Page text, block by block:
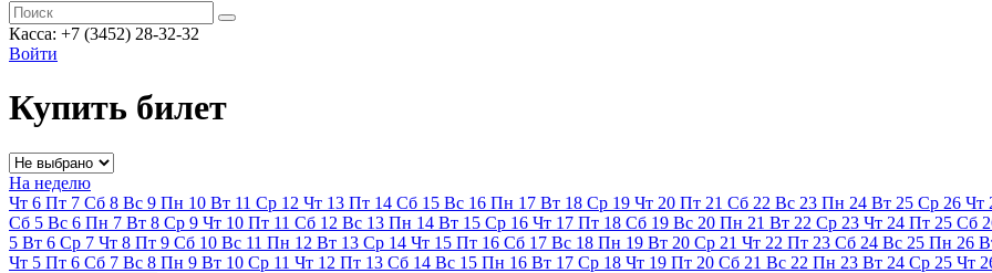
Касса: +7 (3452) 28-32-32
Войти
Купить билет
На неделю
Чт 6 Пт 7 Сб 8 Вс 9 Пн 10 Вт 11 Ср 12 Чт 13 Пт 14 Сб 15 Вс 16 Пн 17 Вт 18 Ср 19 Чт 20 Пт 21 Сб 22 Вс 23 Пн 24 Вт 25 Ср 26 Чт
Сб 5 Вс 6 Пн 7 Вт 8 Ср 9 Чт 10 Пт 11 Сб 12 Вс 13 Пн 14 Вт 15 Ср 16 Чт 17 Пт 18 Сб 19 Вс 20 Пн 21 Вт 22 Ср 23 Чт 24 Пт 25 Сб
5 Вт 6 Ср 7 Чт 8 Пт 9 Сб 10 Вс 11 Пн 12 Вт 13 Ср 14 Чт 15 Пт 16 Сб 17 Вс 18 Пн 19 Вт 20 Ср 21 Чт 22 Пт 23 Сб 24 Вс 25 Пн 26
Чт 5 Пт 6 Сб 7 Вс 8 Пн 9 Вт 10 Ср 11 Чт 12 Пт 13 Сб 14 Вс 15 Пн 16 Вт 17 Ср 18 Чт 19 Пт 20 Сб 21 Вс 22 Пн 23 Вт 24 Ср 25 Чт